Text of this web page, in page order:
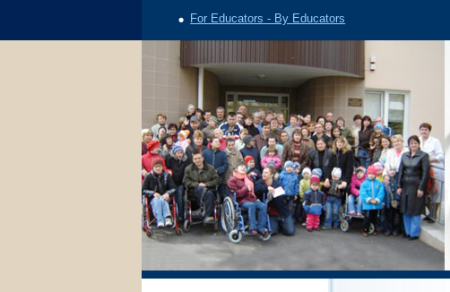
For Educators - By Educators